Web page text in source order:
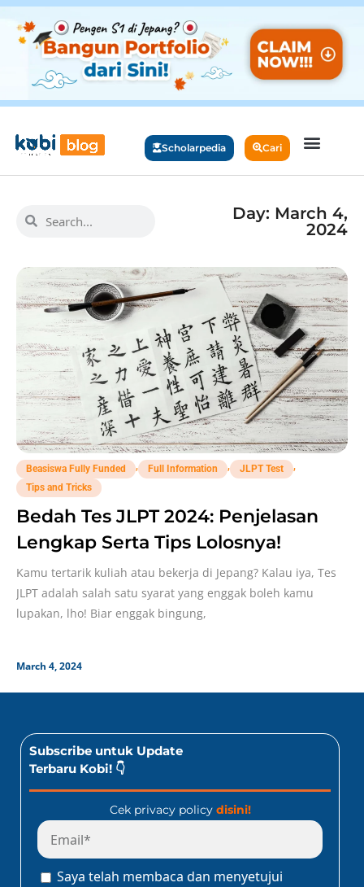
Scholarpedia Cari
Day: March 4,
2024
Beasiswa Fully Funded , Full Information , JLPT Test
,
Tips and Tricks
Bedah Tes JLPT 2024: Penjelasan
Lengkap Serta Tips Lolosnya!
Kamu tertarik kuliah atau bekerja di Jepang? Kalau iya, Tes
JLPT adalah salah satu syarat yang enggak boleh kamu
lupakan, lho! Biar enggak bingung,
March 4, 2024
Subscribe untuk Update
Terbaru Kobi! 👇
Cek privacy policy disini!
Saya telah membaca dan menyetujui